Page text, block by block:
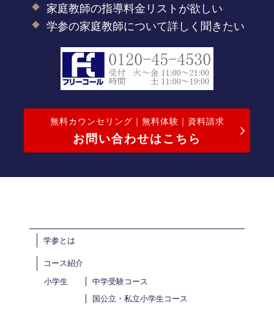
家庭教師の指導料金リストが欲しい
学参の家庭教師について詳しく聞きたい
無料カウンセリング｜無料体験｜資料請求
お問い合わせはこちら
学参とは
コース紹介
小学生
中学受験コース
国公立・私立小学生コース